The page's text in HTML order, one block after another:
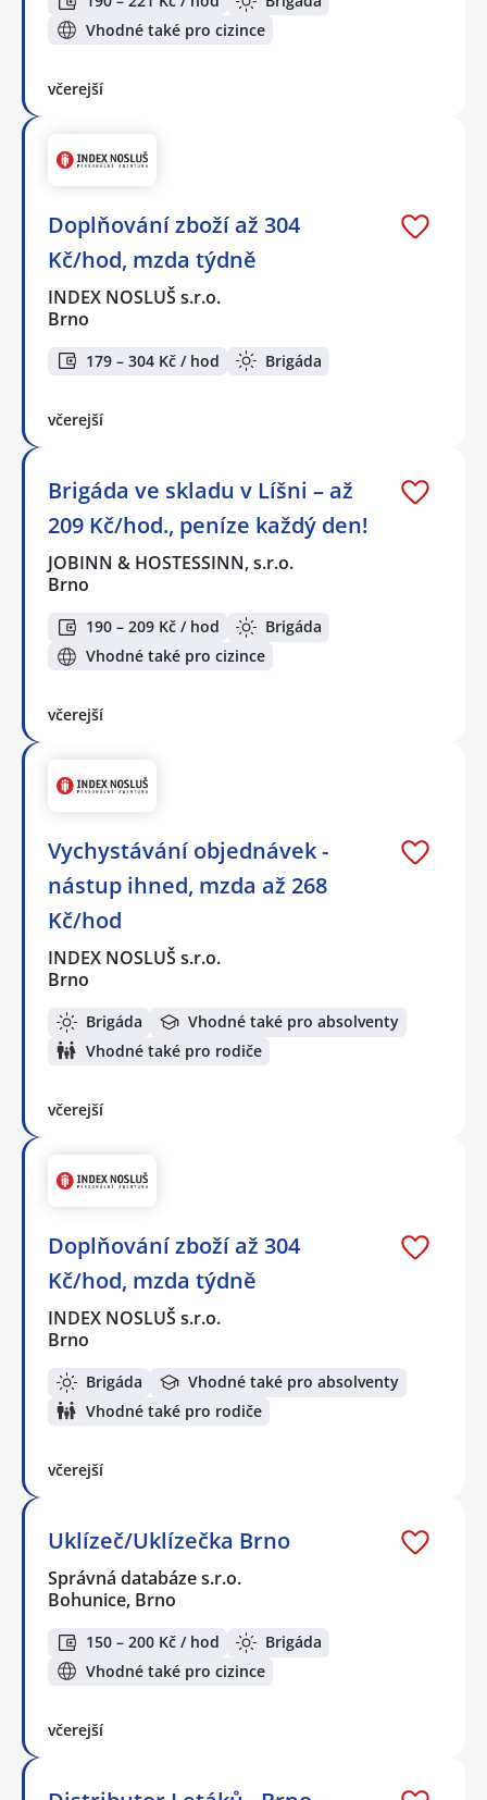
Vhodné také pro cizince
včerejší
Doplňování zboží až 304
Kč/hod, mzda týdně
INDEX NOSLUŠ s.r.o.
Brno
179 – 304 Kč / hod Brigáda
včerejší
Brigáda ve skladu v Líšni – až
209 Kč/hod., peníze každý den!
JOBINN & HOSTESSINN, s.r.o.
Brno
190 – 209 Kč / hod
Brigáda
Vhodné také pro cizince
včerejší
Vychystávání objednávek -
nástup ihned, mzda až 268
Kč/hod
INDEX NOSLUŠ s.r.o.
Brno
Brigáda
Vhodné také pro absolventy
Vhodné také pro rodiče
včerejší
Doplňování zboží až 304
Kč/hod, mzda týdně
INDEX NOSLUŠ s.r.o.
Brno
Brigáda
Vhodné také pro absolventy
Vhodné také pro rodiče
včerejší
Uklízeč/Uklízečka Brno
Správná databáze s.r.o.
Bohunice, Brno
150 – 200 Kč / hod
Brigáda
Vhodné také pro cizince
včerejší